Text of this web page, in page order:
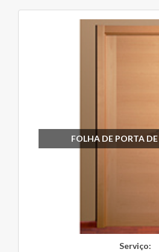
FOLHA DE PORTA
Serviço: